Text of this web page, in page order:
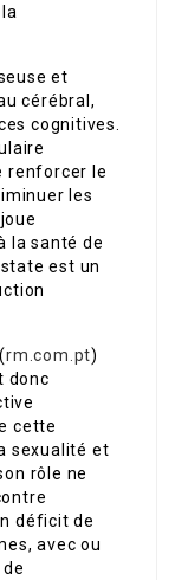
et
cérébral,
cognitives.
renforcer le
les
la santé de
est un
rm.com.pt)
donc
cette
sexualité et
rôle ne
déficit de
avec ou